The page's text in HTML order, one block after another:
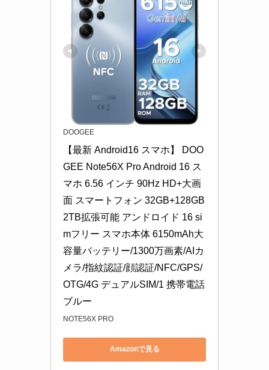
DOOGEE
【最新 Android16 スマホ】 DOO
GEE Note56X Pro Android 16 ス
マホ 6.56 インチ 90Hz HD+大画
面 スマートフォン 32GB+128GB
2TB拡張可能 アンドロイド 16 si
mフリー スマホ本体 6150mAh大
容量バッテリー/1300万画素/AIカ
メラ/指紋認証/顔認証/NFC/GPS/
OTG/4G デュアルSIM/1 携帯電話
ブルー
NOTE56X PRO
Amazonで見る